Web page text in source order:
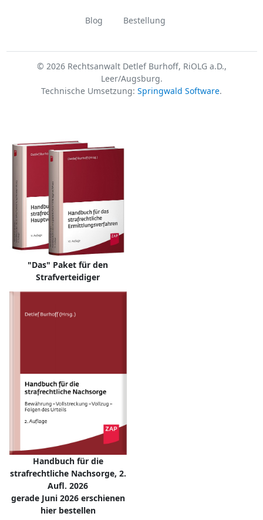
Blog Bestellung
© 2026 Rechtsanwalt Detlef Burhoff, RiOLG a.D.,
Leer/Augsburg.
Technische Umsetzung: Springwald Software.
"Das" Paket für den
Strafverteidiger
Handbuch für die
strafrechtliche Nachsorge, 2.
Aufl. 2026
gerade Juni 2026 erschienen
hier bestellen